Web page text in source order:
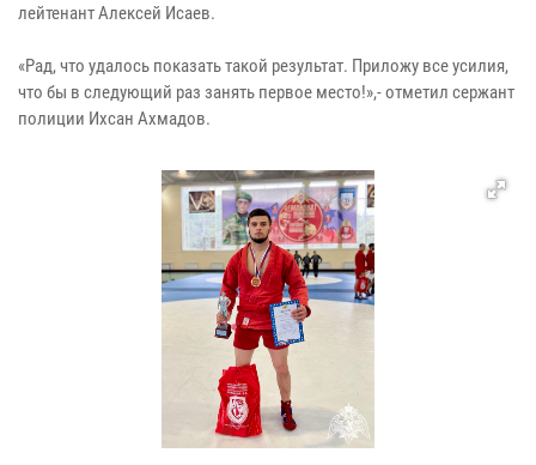
лейтенант Алексей Исаев.
«Рад, что удалось показать такой результат. Приложу все усилия,
что бы в следующий раз занять первое место!»,- отметил сержант
полиции Ихсан Ахмадов.